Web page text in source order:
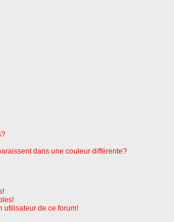
dans une couleur différente?
utilisateur de ce forum!